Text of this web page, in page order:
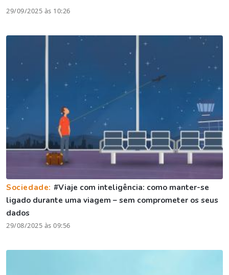
29/09/2025 às 10:26
Sociedade: #Viaje com inteligência: como manter-se
ligado durante uma viagem – sem comprometer os seus
dados
29/08/2025 às 09:56